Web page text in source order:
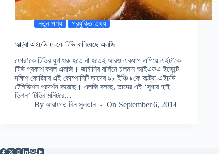
নতুন পণ্য প্রযুক্তি তথ্য
আল্ট্রা এইচডি ৮-কে টিভি বানিয়েছে এলজি
ফোর’কে টিভির যুগ শুরু হতে না হতেই আরও একধাপ এগিয়ে এইট’কে
টিভি প্রকাশ করল এলজি। জার্মানির বার্লিনে চলমান আইএফএ ইভেন্টে
দক্ষিণ কোরিয়ার এই কোম্পানিটি তাদের ৯৮ ইঞ্চি ৮কে আল্ট্রা-এইচডি
টেলিভিশন প্রদর্শন করেছে। এলজি বলছে, তাদের এই ‘সুপার হাই-
ভিশন’ টিভির মনিটরে…
By আরাফাত বিন সুলতান On September 6, 2014